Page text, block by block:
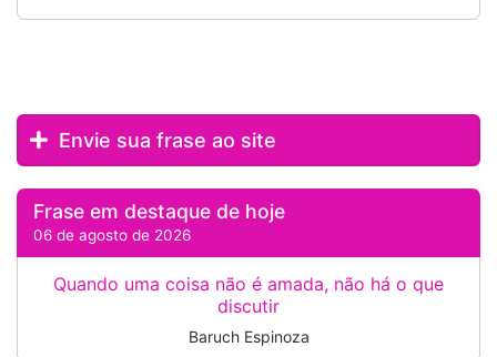
Envie sua frase ao site
Frase em destaque de hoje
06 de agosto de 2026
Quando uma coisa não é amada, não há o que
discutir
Baruch Espinoza